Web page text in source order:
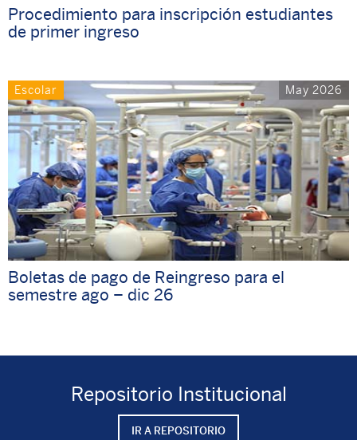
Procedimiento para inscripción estudiantes
de primer ingreso
Escolar May 2026
Boletas de pago de Reingreso para el
semestre ago – dic 26
Repositorio Institucional
IR A REPOSITORIO